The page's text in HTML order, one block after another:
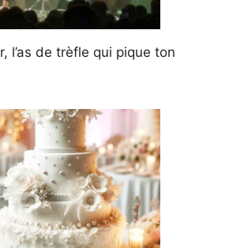
l’as de trèfle qui pique ton